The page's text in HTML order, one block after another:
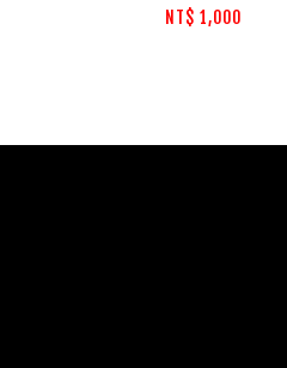
NT$ 1,000